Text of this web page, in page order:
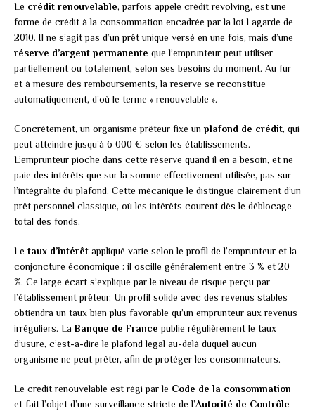
Le crédit renouvelable, parfois appelé crédit revolving, est une
forme de crédit à la consommation encadrée par la loi Lagarde de
2010. Il ne s’agit pas d’un prêt unique versé en une fois, mais d’une
réserve d’argent permanente que l’emprunteur peut utiliser
partiellement ou totalement, selon ses besoins du moment. Au fur
et à mesure des remboursements, la réserve se reconstitue
automatiquement, d’où le terme « renouvelable ».
Concrètement, un organisme prêteur fixe un plafond de crédit, qui
peut atteindre jusqu’à 6 000 € selon les établissements.
L’emprunteur pioche dans cette réserve quand il en a besoin, et ne
paie des intérêts que sur la somme effectivement utilisée, pas sur
l’intégralité du plafond. Cette mécanique le distingue clairement d’un
prêt personnel classique, où les intérêts courent dès le déblocage
total des fonds.
Le taux d’intérêt appliqué varie selon le profil de l’emprunteur et la
conjoncture économique : il oscille généralement entre 3 % et 20
%. Ce large écart s’explique par le niveau de risque perçu par
l’établissement prêteur. Un profil solide avec des revenus stables
obtiendra un taux bien plus favorable qu’un emprunteur aux revenus
irréguliers. LaBanque de France publie régulièrement le taux
d’usure, c’est-à-dire le plafond légal au-delà duquel aucun
organisme ne peut prêter, afin de protéger les consommateurs.
Le crédit renouvelable est régi par le Code de la consommation
et fait l’objet d’une surveillance stricte de l’Autorité de Contrôle